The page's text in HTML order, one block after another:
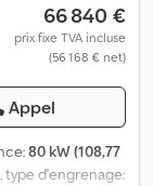
66 840 €
prix fixe TVA incluse
(56 168 € net)
Appel
80 kW (108,77
, type d'engrenage: